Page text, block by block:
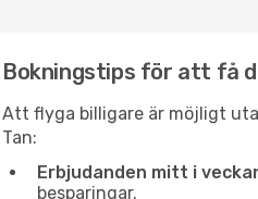
Bokningstips för att få
Att flyga billigare är möjligt
Tan:
Erbjudanden mitt i
besparingar.